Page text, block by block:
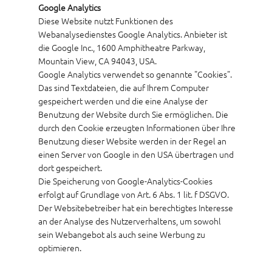
Google Analytics
Diese Website nutzt Funktionen des
Webanalysedienstes Google Analytics. Anbieter ist
die Google Inc., 1600 Amphitheatre Parkway,
Mountain View, CA 94043, USA.
Google Analytics verwendet so genannte "Cookies".
Das sind Textdateien, die auf Ihrem Computer
gespeichert werden und die eine Analyse der
Benutzung der Website durch Sie ermöglichen. Die
durch den Cookie erzeugten Informationen über Ihre
Benutzung dieser Website werden in der Regel an
einen Server von Google in den USA übertragen und
dort gespeichert.
Die Speicherung von Google-Analytics-Cookies
erfolgt auf Grundlage von Art. 6 Abs. 1 lit. f DSGVO.
Der Websitebetreiber hat ein berechtigtes Interesse
an der Analyse des Nutzerverhaltens, um sowohl
sein Webangebot als auch seine Werbung zu
optimieren.